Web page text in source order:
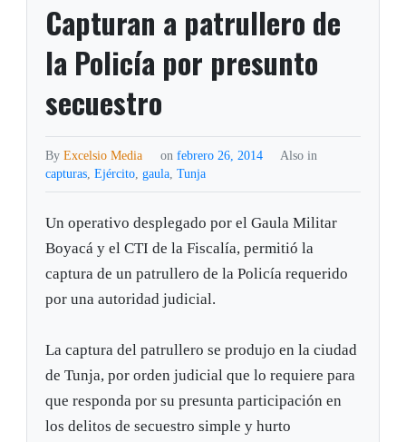
Capturan a patrullero de
la Policía por presunto
secuestro
ByExcelsio Media on febrero 26, 2014
Also in
capturas,Ejército,gaula,Tunja
Un operativo desplegado por el Gaula Militar
Boyacá y el CTI de la Fiscalía, permitió la
captura de un patrullero de la Policía requerido
por una autoridad judicial.
La captura del patrullero se produjo en la ciudad
de Tunja, por orden judicial que lo requiere para
que responda por su presunta participación en
los delitos de secuestro simple y hurto